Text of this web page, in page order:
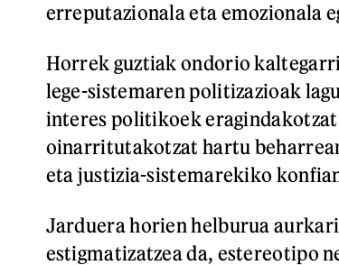
erreputazionala eta emozionala
Horrek guztiak ondorio
lege-sistemaren politizazioak
interes politikoek eragindakotzat
oinarritutakotzat hartu
eta justizia-sistemarekiko
Jarduera horien helburua
estigmatizatzea da, estereotipo